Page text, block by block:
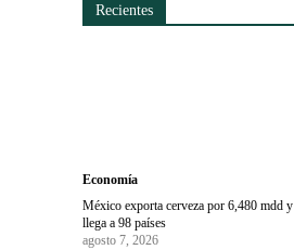
Recientes
Economía
México exporta cerveza por 6,480 mdd y
llega a 98 países
agosto 7, 2026